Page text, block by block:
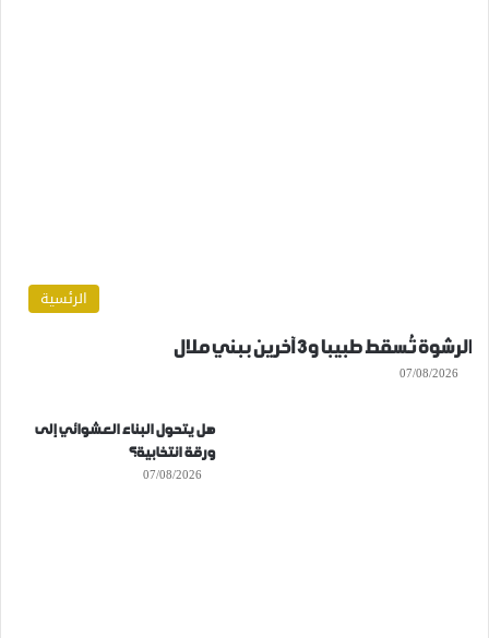
الرئسية
الرشوة تُسقط طبيبا و3 آخرين ببني ملال
07/08/2026
هل يتحول البناء العشوائي إلى
ورقة انتخابية؟
07/08/2026